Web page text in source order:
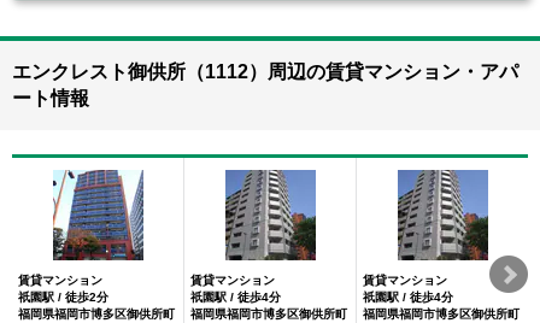
エンクレスト御供所（1112）周辺の賃貸マンション・アパ
ート情報
賃貸マンション
祇園駅 / 徒歩2分
福岡県福岡市博多区御供所町
賃貸マンション
祇園駅 / 徒歩4分
福岡県福岡市博多区御供所町
賃貸マンション
祇園駅 / 徒歩4分
福岡県福岡市博多区御供所町